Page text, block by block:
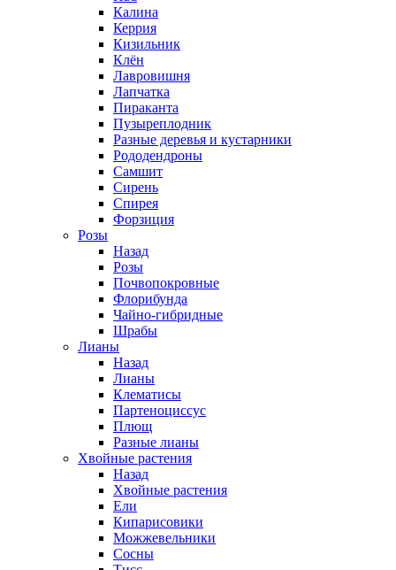
Калина
Керрия
Кизильник
Клён
Лавровишня
Лапчатка
Пираканта
Пузыреплодник
Разные деревья и кустарники
Рододендроны
Самшит
Сирень
Спирея
Форзиция
Розы
Назад
Розы
Почвопокровные
Флорибунда
Чайно-гибридные
Шрабы
Лианы
Назад
Лианы
Клематисы
Партеноциссус
Плющ
Разные лианы
Хвойные растения
Назад
Хвойные растения
Ели
Кипарисовики
Можжевельники
Сосны